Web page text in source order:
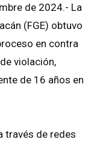
de 2024.- La
(FGE) obtuvo
en contra
violación,
de 16 años en
través de redes